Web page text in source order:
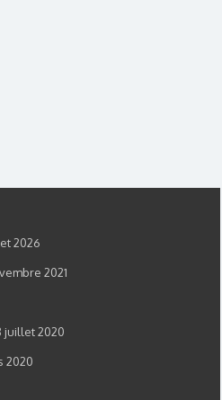
2026
2021
juillet 2020
2020